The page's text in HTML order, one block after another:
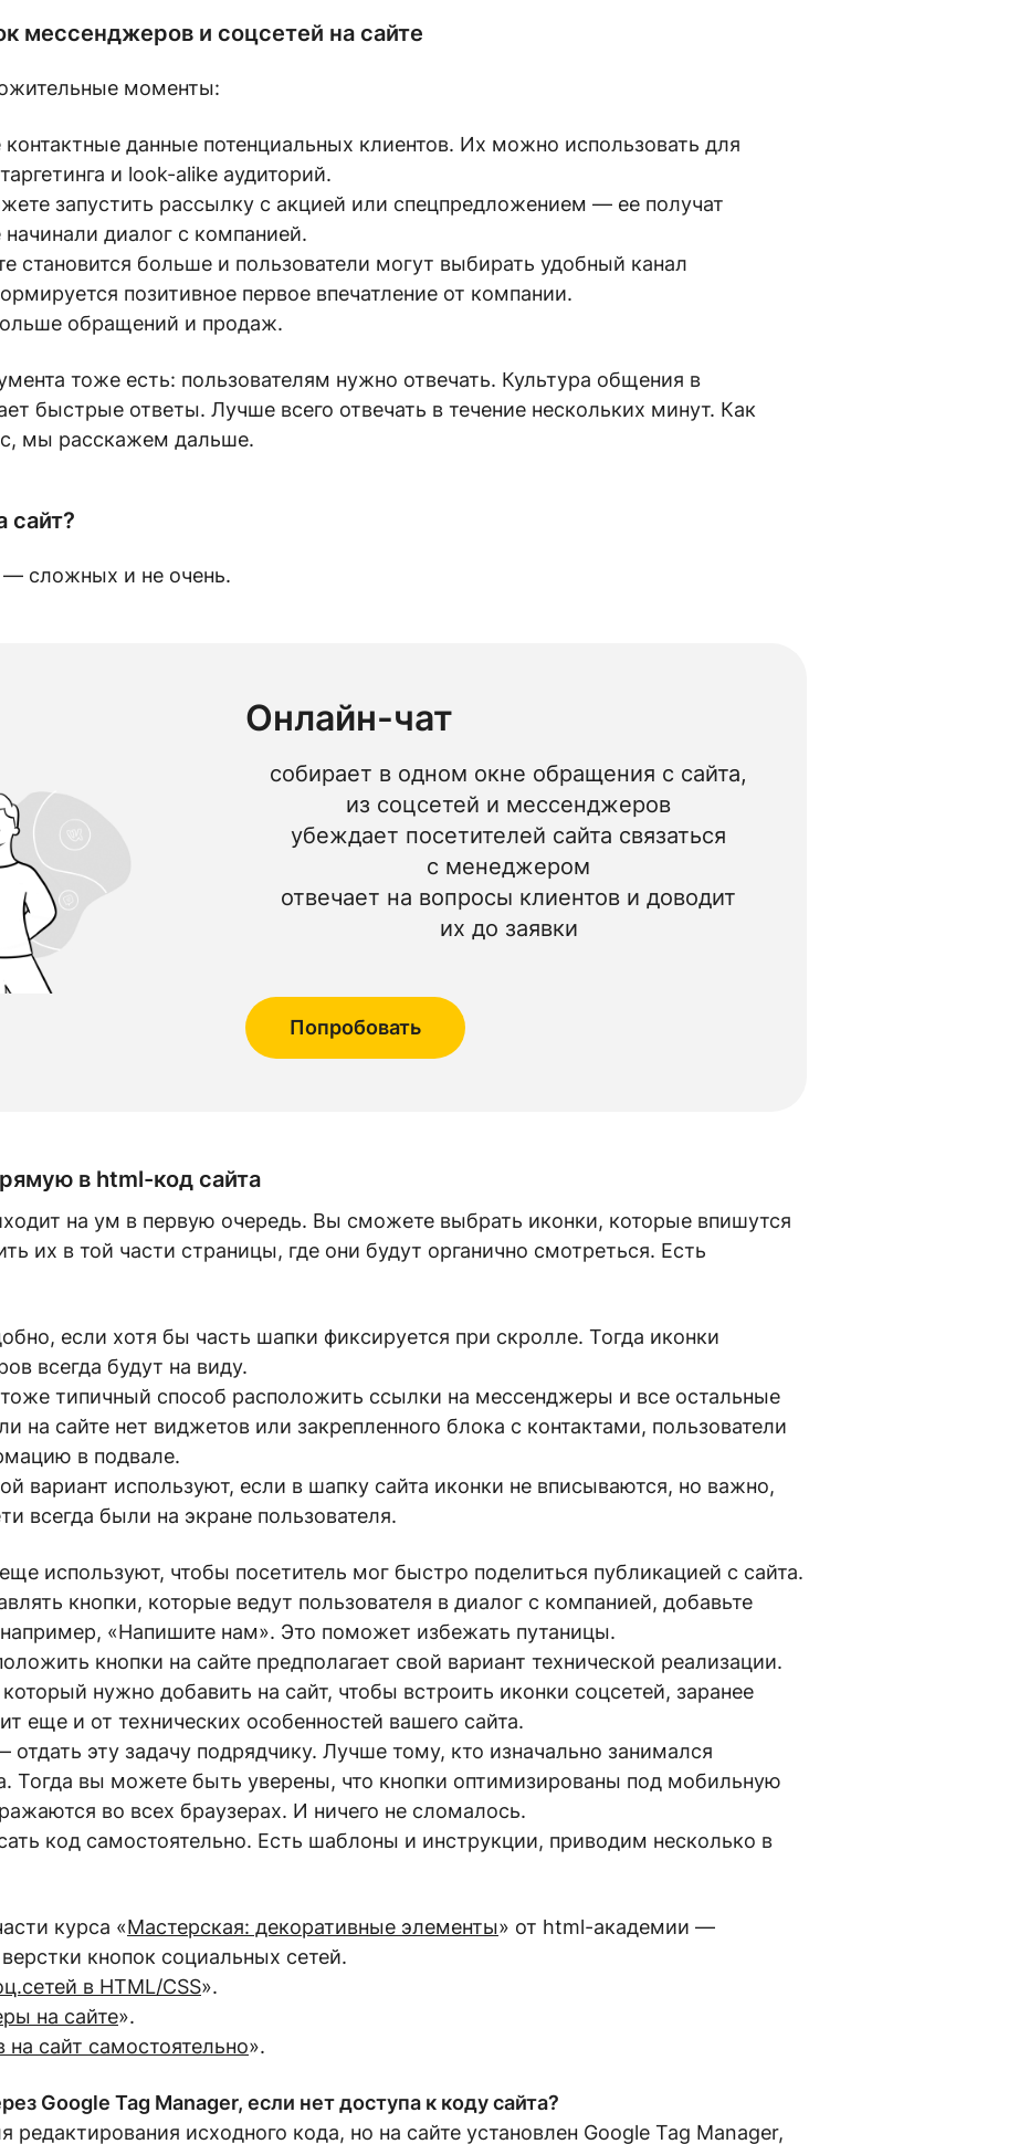
мессенджеров и соцсетей на сайте
моменты:
данные потенциальных клиентов. Их можно использовать для
и look-alike аудиторий.
запустить рассылку с акцией или спецпредложением — ее получат
диалог с компанией.
становится больше и пользователи могут выбирать удобный канал
позитивное первое впечатление от компании.
обращений и продаж.
тоже есть: пользователям нужно отвечать. Культура общения в
быстрые ответы. Лучше всего отвечать в течение нескольких минут. Как
мы расскажем дальше.
сайт?
— сложных и не очень.
Онлайн-чат
собирает в одном окне обращения с сайта,
из соцсетей и мессенджеров
убеждает посетителей сайта связаться
с менеджером
отвечает на вопросы клиентов и доводит
их до заявки
Попробовать
в html-код сайта
на ум в первую очередь. Вы сможете выбрать иконки, которые впишутся
их в той части страницы, где они будут органично смотреться. Есть
если хотя бы часть шапки фиксируется при скролле. Тогда иконки
всегда будут на виду.
типичный способ расположить ссылки на мессенджеры и все остальные
на сайте нет виджетов или закрепленного блока с контактами, пользователи
в подвале.
вариант используют, если в шапку сайта иконки не вписываются, но важно,
всегда были на экране пользователя.
используют, чтобы посетитель мог быстро поделиться публикацией с сайта.
кнопки, которые ведут пользователя в диалог с компанией, добавьте
«Напишите нам». Это поможет избежать путаницы.
кнопки на сайте предполагает свой вариант технической реализации.
нужно добавить на сайт, чтобы встроить иконки соцсетей, заранее
еще и от технических особенностей вашего сайта.
эту задачу подрядчику. Лучше тому, кто изначально занимался
Тогда вы можете быть уверены, что кнопки оптимизированы под мобильную
во всех браузерах. И ничего не сломалось.
код самостоятельно. Есть шаблоны и инструкции, приводим несколько в
курса «Мастерская: декоративные элементы» от html-академии —
кнопок социальных сетей.
в HTML/CSS».
на сайте».
сайт самостоятельно».
Google Tag Manager, если нет доступа к коду сайта?
редактирования исходного кода, но на сайте установлен Google Tag Manager,